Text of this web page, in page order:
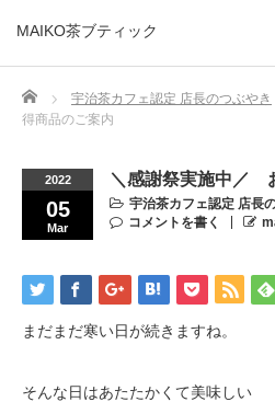
MAIKO茶ブティック
Home 宇治茶カフェ認定 店長のつぶやき
得商品のご案内
2022
05
Mar
＼感謝祭実施中／
宇治茶カフェ認定 店長
コメントを書く
まだまだ寒い日が続きますね。
そんな日はあたたかくて美味しい